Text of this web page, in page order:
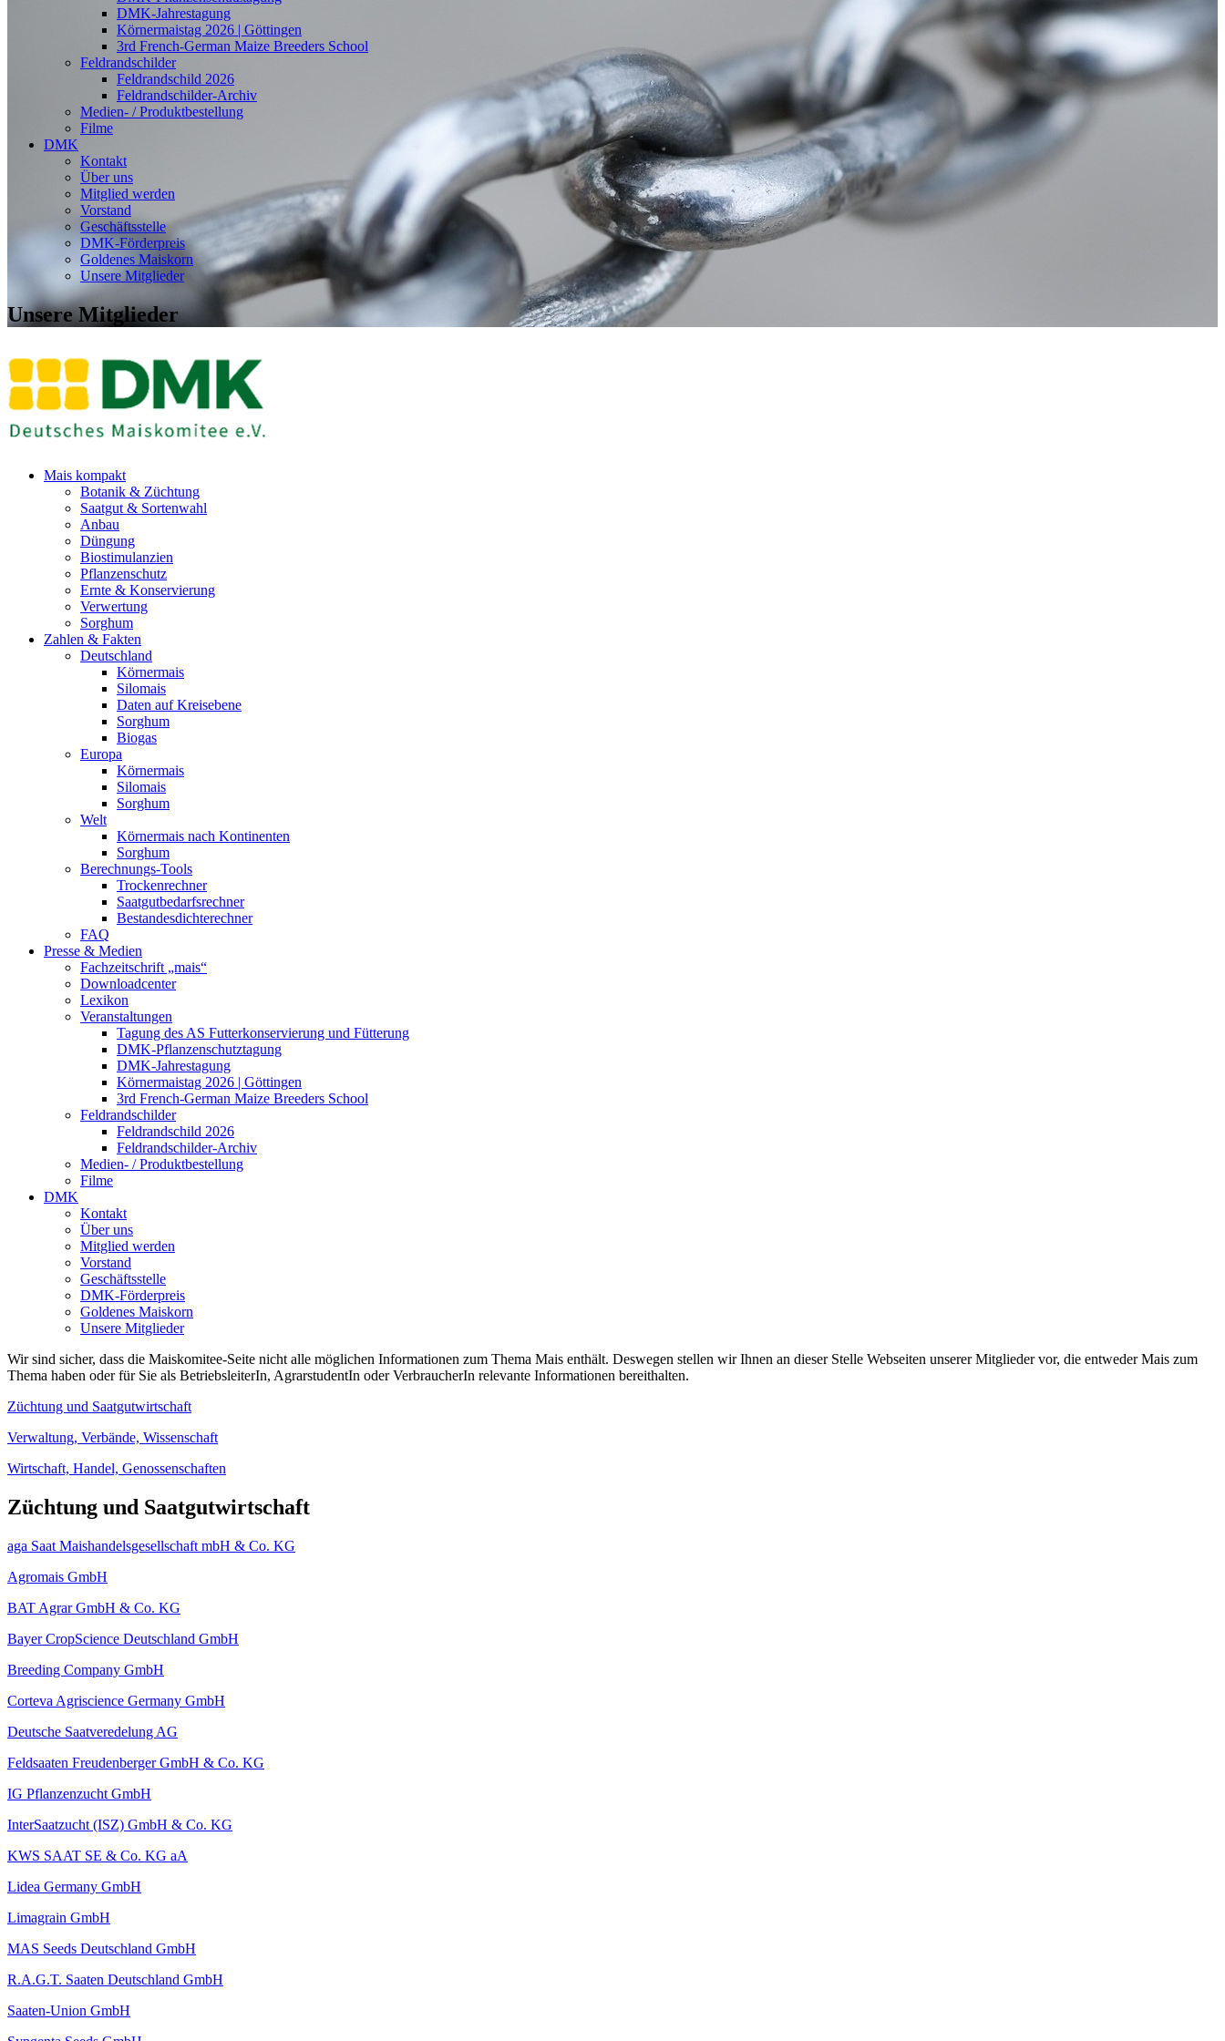
DMK-Jahrestagung
Körnermaistag 2026 | Göttingen
3rd French-German Maize Breeders School
Feldrandschilder
Feldrandschild 2026
Feldrandschilder-Archiv
Medien- / Produktbestellung
Filme
DMK
Kontakt
Über uns
Mitglied werden
Vorstand
Geschäftsstelle
DMK-Förderpreis
Goldenes Maiskorn
Unsere Mitglieder
Unsere Mitglieder
Mais kompakt
Botanik & Züchtung
Saatgut & Sortenwahl
Anbau
Düngung
Biostimulanzien
Pflanzenschutz
Ernte & Konservierung
Verwertung
Sorghum
Zahlen & Fakten
Deutschland
Körnermais
Silomais
Daten auf Kreisebene
Sorghum
Biogas
Europa
Körnermais
Silomais
Sorghum
Welt
Körnermais nach Kontinenten
Sorghum
Berechnungs-Tools
Trockenrechner
Saatgutbedarfsrechner
Bestandesdichterechner
FAQ
Presse & Medien
Fachzeitschrift „mais“
Downloadcenter
Lexikon
Veranstaltungen
Tagung des AS Futterkonservierung und Fütterung
DMK-Pflanzenschutztagung
DMK-Jahrestagung
Körnermaistag 2026 | Göttingen
3rd French-German Maize Breeders School
Feldrandschilder
Feldrandschild 2026
Feldrandschilder-Archiv
Medien- / Produktbestellung
Filme
DMK
Kontakt
Über uns
Mitglied werden
Vorstand
Geschäftsstelle
DMK-Förderpreis
Goldenes Maiskorn
Unsere Mitglieder
Wir sind sicher, dass die Maiskomitee-Seite nicht alle möglichen Informationen zum Thema Mais enthält. Deswegen stellen wir Ihnen an dieser Stelle Webseiten unserer Mitglieder vor, die entweder Mais zum
Thema haben oder für Sie als BetriebsleiterIn, AgrarstudentIn oder VerbraucherIn relevante Informationen bereithalten.
Züchtung und Saatgutwirtschaft
Verwaltung, Verbände, Wissenschaft
Wirtschaft, Handel, Genossenschaften
Züchtung und Saatgutwirtschaft
aga Saat Maishandelsgesellschaft mbH & Co. KG
Agromais GmbH
BAT Agrar GmbH & Co. KG
Bayer CropScience Deutschland GmbH
Breeding Company GmbH
Corteva Agriscience Germany GmbH
Deutsche Saatveredelung AG
Feldsaaten Freudenberger GmbH & Co. KG
IG Pflanzenzucht GmbH
InterSaatzucht (ISZ) GmbH & Co. KG
KWS SAAT SE & Co. KG aA
Lidea Germany GmbH
Limagrain GmbH
MAS Seeds Deutschland GmbH
R.A.G.T. Saaten Deutschland GmbH
Saaten-Union GmbH